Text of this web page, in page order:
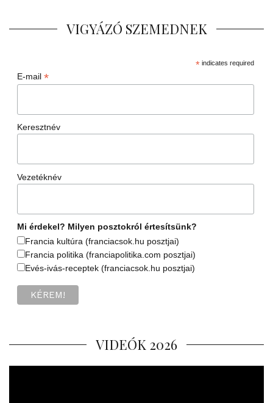
VIGYÁZÓ SZEMEDNEK
*indicates required
E-mail *
Keresztnév
Vezetéknév
Mi érdekel? Milyen posztokról értesítsünk?
Francia kultúra (franciacsok.hu posztjai)
Francia politika (franciapolitika.com posztjai)
Evés-ivás-receptek (franciacsok.hu posztjai)
VIDEÓK 2026